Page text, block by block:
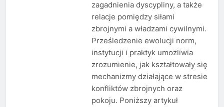
zagadnienia dyscypliny, a także
relacje pomiędzy siłami
zbrojnymi a władzami cywilnymi.
Prześledzenie ewolucji norm,
instytucji i praktyk umożliwia
zrozumienie, jak kształtowały się
mechanizmy działające w stresie
konfliktów zbrojnych oraz
pokoju. Poniższy artykuł